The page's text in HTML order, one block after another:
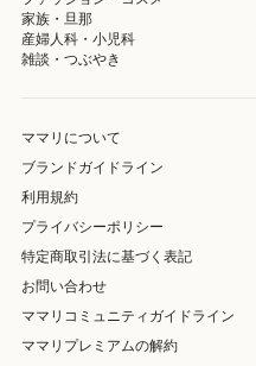
家族・旦那
産婦人科・小児科
雑談・つぶやき
ママリについて
ブランドガイドライン
利用規約
プライバシーポリシー
特定商取引法に基づく表記
お問い合わせ
ママリコミュニティガイドライン
ママリプレミアムの解約